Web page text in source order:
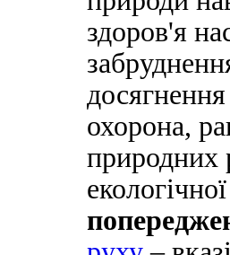
здоров'я
досягнення
охорона,
природних